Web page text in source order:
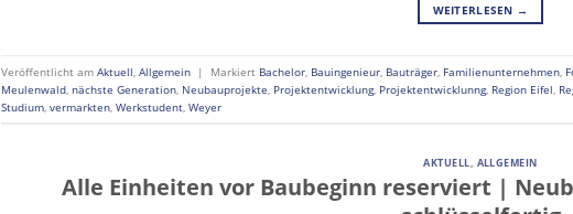
WEITERLESEN →
Veröffentlicht am Aktuell Allgemein | Markiert Bachelor Bauingenieur Bauträger Familienunternehmen
Meulenwald nächste Generation Neubauprojekte Projektentwicklung, Projektentwicklunng, Region Eifel
Studium vermarkten Werkstudent Weyer
AKTUELL, ALLGEMEIN
Alle Einheiten vor Baubeginn reserviert |